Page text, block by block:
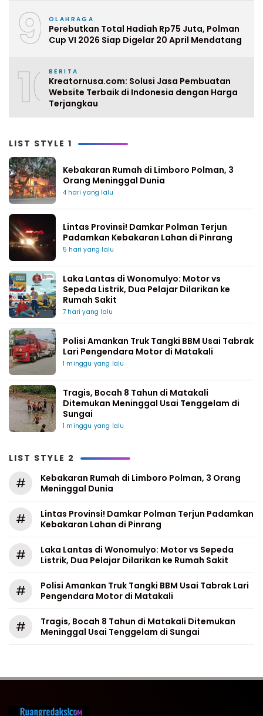
9 OLAHRAGA
Perebutkan Total Hadiah Rp75 Juta, Polman
Cup VI 2026 Siap Digelar 20 April Mendatang
10BERITA
Kreatornusa.com: Solusi Jasa Pembuatan
Website Terbaik di Indonesia dengan Harga
Terjangkau
LIST STYLE 1
Kebakaran Rumah di Limboro Polman, 3
Orang Meninggal Dunia
4 hari yang lalu
Lintas Provinsi! Damkar Polman Terjun
Padamkan Kebakaran Lahan di Pinrang
5 hari yang lalu
Laka Lantas di Wonomulyo: Motor vs
Sepeda Listrik, Dua Pelajar Dilarikan ke
Rumah Sakit
7 hari yang lalu
Polisi Amankan Truk Tangki BBM Usai Tabrak
Lari Pengendara Motor di Matakali
1 minggu yang lalu
Tragis, Bocah 8 Tahun di Matakali
Ditemukan Meninggal Usai Tenggelam di
Sungai
1 minggu yang lalu
LIST STYLE 2
#
Kebakaran Rumah di Limboro Polman, 3 Orang
Meninggal Dunia
#
Lintas Provinsi! Damkar Polman Terjun Padamkan
Kebakaran Lahan di Pinrang
#
Laka Lantas di Wonomulyo: Motor vs Sepeda
Listrik, Dua Pelajar Dilarikan ke Rumah Sakit
#
Polisi Amankan Truk Tangki BBM Usai Tabrak Lari
Pengendara Motor di Matakali
#
Tragis, Bocah 8 Tahun di Matakali Ditemukan
Meninggal Usai Tenggelam di Sungai